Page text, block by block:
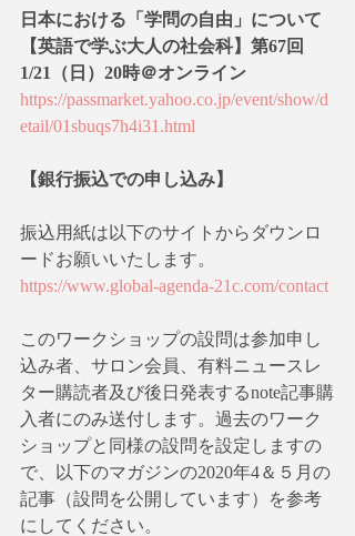
日本における「学問の自由」について
【英語で学ぶ大人の社会科】第67回
1/21（日）20時＠オンライン
https://passmarket.yahoo.co.jp/event/show/d
etail/01sbuqs7h4i31.html
【銀行振込での申し込み】
振込用紙は以下のサイトからダウンロ
ードお願いいたします。
https://www.global-agenda-21c.com/contact
このワークショップの設問は参加申し
込み者、サロン会員、有料ニュースレ
ター購読者及び後日発表するnote記事購
入者にのみ送付します。過去のワーク
ショップと同様の設問を設定しますの
で、以下のマガジンの2020年4＆５月の
記事（設問を公開しています）を参考
にしてください。